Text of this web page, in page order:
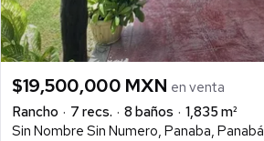
$19,500,000 MXN en venta
Rancho
7 recs. 8 baños
1,835 m²
Sin Nombre Sin Numero, Panaba, Panabá